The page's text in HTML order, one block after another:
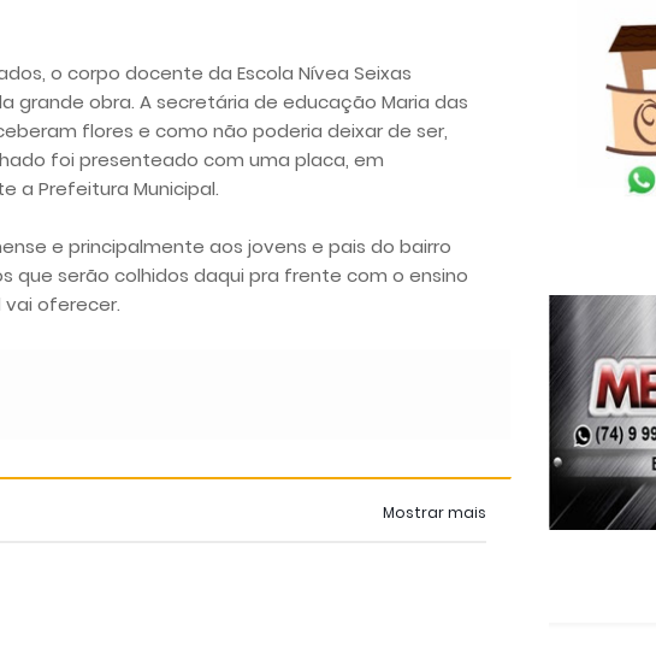
o corpo docente da Escola Nívea Seixas
grande obra. A secretária de educação Maria das
flores e como não poderia deixar de ser,
foi presenteado com uma placa, em
a Prefeitura Municipal.
e principalmente aos jovens e pais do bairro
que serão colhidos daqui pra frente com o ensino
oferecer.
Mostrar mais